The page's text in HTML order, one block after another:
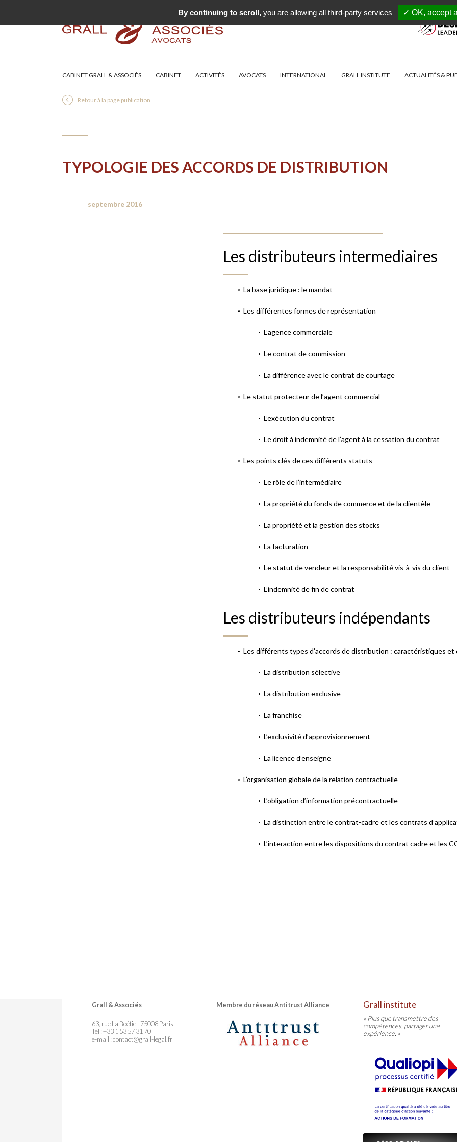
CABINET GRALL & ASSOCIÉS CABINET ACTIVITÉS AVOCATS INTERNATIONAL GRALL INSTITUTE ACTUALITÉS &
Retour à la page publication
TYPOLOGIE DES ACCORDS DE DISTRIBUTION
septembre 2016
Les distributeurs intermediaires
La base juridique : le mandat
Les différentes formes de représentation
L’agence commerciale
Le contrat de commission
La différence avec le contrat de courtage
Le statut protecteur de l’agent commercial
L’exécution du contrat
Le droit à indemnité de l’agent à la cessation du contrat
Les points clés de ces différents statuts
Le rôle de l’intermédiaire
La propriété du fonds de commerce et de la clientèle
La propriété et la gestion des stocks
La facturation
Le statut de vendeur et la responsabilité vis-à-vis du client
L’indemnité de fin de contrat
Les distributeurs indépendants
Les différents types d’accords de distribution : caractéristiques et
La distribution sélective
La distribution exclusive
La franchise
L’exclusivité d’approvisionnement
La licence d’enseigne
L’organisation globale de la relation contractuelle
L’obligation d’information précontractuelle
La distinction entre le contrat-cadre et les contrats
L’interaction entre les dispositions du contrat cadre et les
Grall & Associés
63, rue La Boétie - 75008 Paris
Tel : +33 1 53 57 31 70
e-mail :contact@grall-legal.fr
Membre du réseau Antitrust Alliance Grall institute
« Plus que transmettre des
compétences, partager une
expérience. »
By continuing to scroll, you are allowing all third-party services ✓ OK, accept